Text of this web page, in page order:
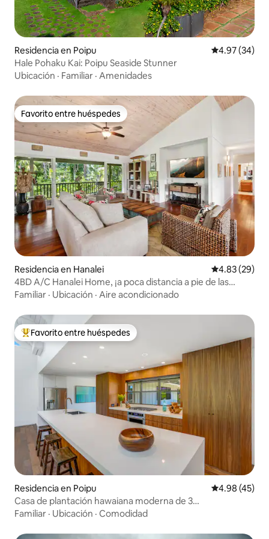
Residencia en Poipu Calificación
4.97 (34)
Hale Pohaku Kai: Poipu Seaside Stunner
Ubicación · Familiar · Amenidades
Favorito entre huéspedes
Favorito entre huéspedes
Residencia en Hanalei Calificación
4.83 (29)
4BD A/C Hanalei Home, ¡a poca distancia a pie de las
tiendas y la playa!
Familiar · Ubicación · Aire acondicionado
De los mejores en Favorito entre huéspedes
Favorito entre huéspedes
Residencia en Poipu Calificación
4.98 (45)
Casa de plantación hawaiana moderna de 3
dormitorios/2,5 baños • Poipu
Familiar · Ubicación · Comodidad